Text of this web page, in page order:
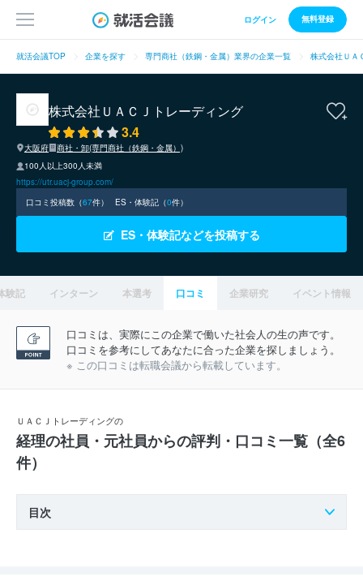
ログイン 無料登録
就活会議TOP 企業を探す 専門商社（鉄鋼・金属）業界の企業一覧 株式会社ＵＡ
株式会社ＵＡＣＪトレーディング
3.4
大阪府
商社・卸(専門商社（鉄鋼・金属）)
100人以上300人未満
https://utr.uacj-group.com/
口コミ投稿数（67件） ES・体験記（0件）
ES・体験記などを投稿する
験記 インターン 本選考 口コミ 企業研究 イベント情報
口コミは、実際にこの企業で働いた社会人の生の声です。
口コミを参考にしてあなたに合った企業を探しましょう。
※ この口コミは転職会議から転載しています。
ＵＡＣＪトレーディングの
経理の社員・元社員からの評判・口コミ一覧（全6
件）
目次